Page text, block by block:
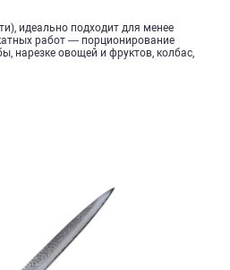
идеально подходит для менее
работ — порционирование
нарезке овощей и фруктов, колбас,